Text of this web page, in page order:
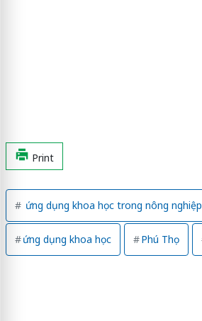
Print
ứng dụng khoa học trong nông nghiệp
ứng dụng khoa học Phú Thọ